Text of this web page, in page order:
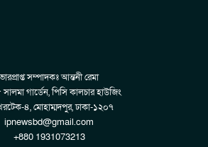
ভারপ্রাপ্ত সম্পাদকঃ আন্তনী রেমা
গার্ডেন, পিসি কালচার হাউজিং
৪, মোহাম্মদপুর, ঢাকা-১২০৭
ipnewsbd@gmail.com
+880 1931073213